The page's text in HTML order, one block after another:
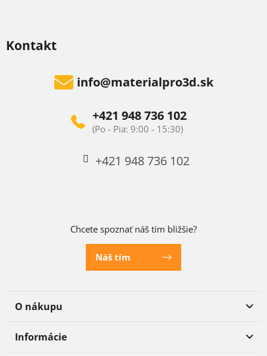
Kontakt
info@materialpro3d.sk
+421 948 736 102
+421 948 736 102
Chcete spoznať náš tím bližšie?
Náš tím
O nákupu
Informácie